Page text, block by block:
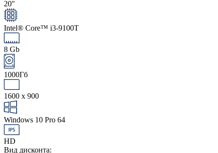
20"
Intel® Core™ i3-9100T
8 Gb
1000Гб
1600 x 900
Windows 10 Pro 64
HD
Вид дисконта: